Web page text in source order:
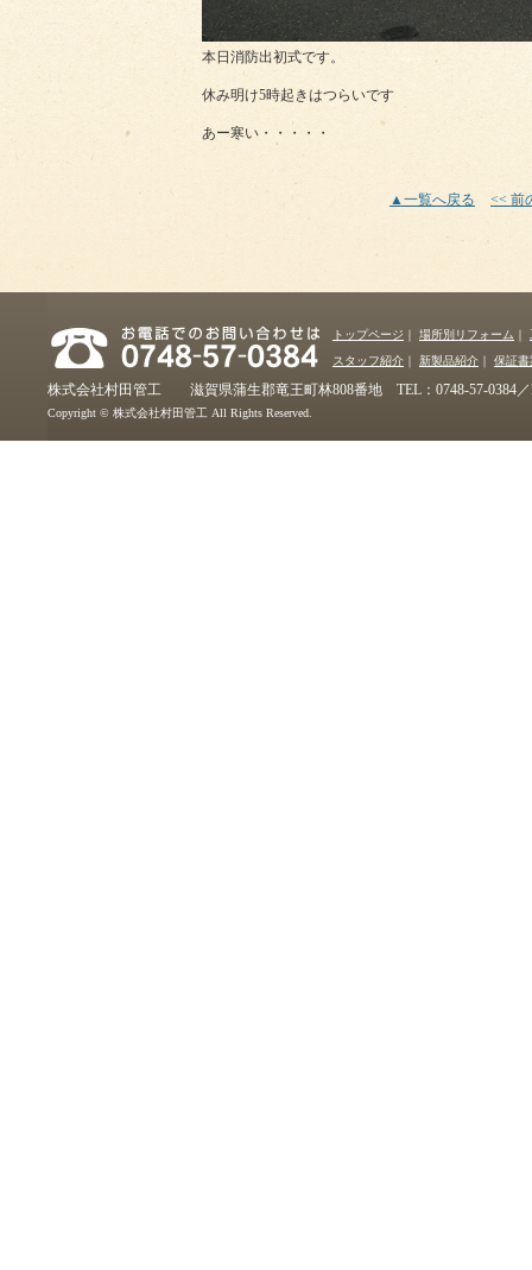
本日消防出初式です。
休み明け5時起きはつらいです
あー寒い・・・・・
▲一覧へ戻る << 前
トップページ ｜ 場所別リフォーム ｜
スタッフ紹介 ｜ 新製品紹介 ｜ 保証書
株式会社村田管工 滋賀県蒲生郡竜王町林808番地 TEL：0748-57-0384／
Copyright © 株式会社村田管工 All Rights Reserved.